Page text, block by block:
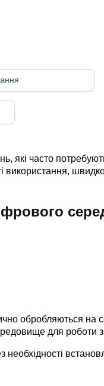
які часто
використання,
обробляються на
для роботи
необхідності